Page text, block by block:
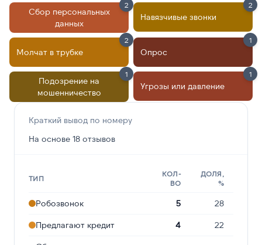
Сбор персональных
данных
2
Навязчивые звонки
2
Молчат в трубке
2
Опрос
1
Подозрение на
мошенничество
1
Угрозы или давление
1
Краткий вывод по номеру
На основе 18 отзывов
ТИП
КОЛ-
ВО
ДОЛЯ,
%
Робозвонок 5 28
Предлагают кредит 4 22